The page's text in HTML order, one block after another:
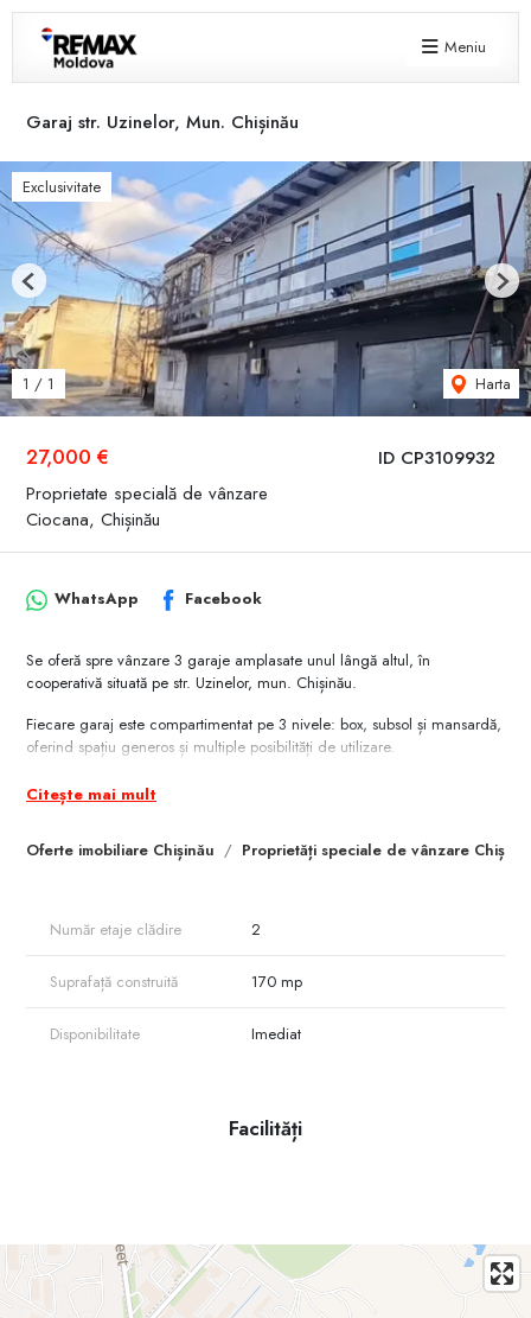
Meniu
Garaj str. Uzinelor, Mun. Chișinău
ID CP3109932
27,000 €
Proprietate specială de vânzare
Ciocana, Chișinău
Exclusivitate
1 / 1 Harta
Previous Next
Oferte imobiliare Chișinău Proprietăți speciale de vânzare
WhatsApp Facebook
Se oferă spre vânzare 3 garaje amplasate unul lângă altul, în
cooperativă situată pe str. Uzinelor, mun. Chișinău.
Fiecare garaj este compartimentat pe 3 nivele: box, subsol și mansardă,
oferind spațiu generos și multiple posibilități de utilizare.
Avantaje principale:
– Poziționare strategică, cu acces facil
– Drum betonat în interiorul cooperativei
– Un box este deja pregătit pentru activitate de detailing
Proprietatea reprezintă o soluție ideală pentru dezvoltarea unei mici
comerciale.
O ofertă avantajoasă pentru cei care caută spațiu funcțional într-o zonă
Citește mai mult
Număr etaje clădire 2
Suprafață construită 170 mp
Disponibilitate Imediat
Facilități